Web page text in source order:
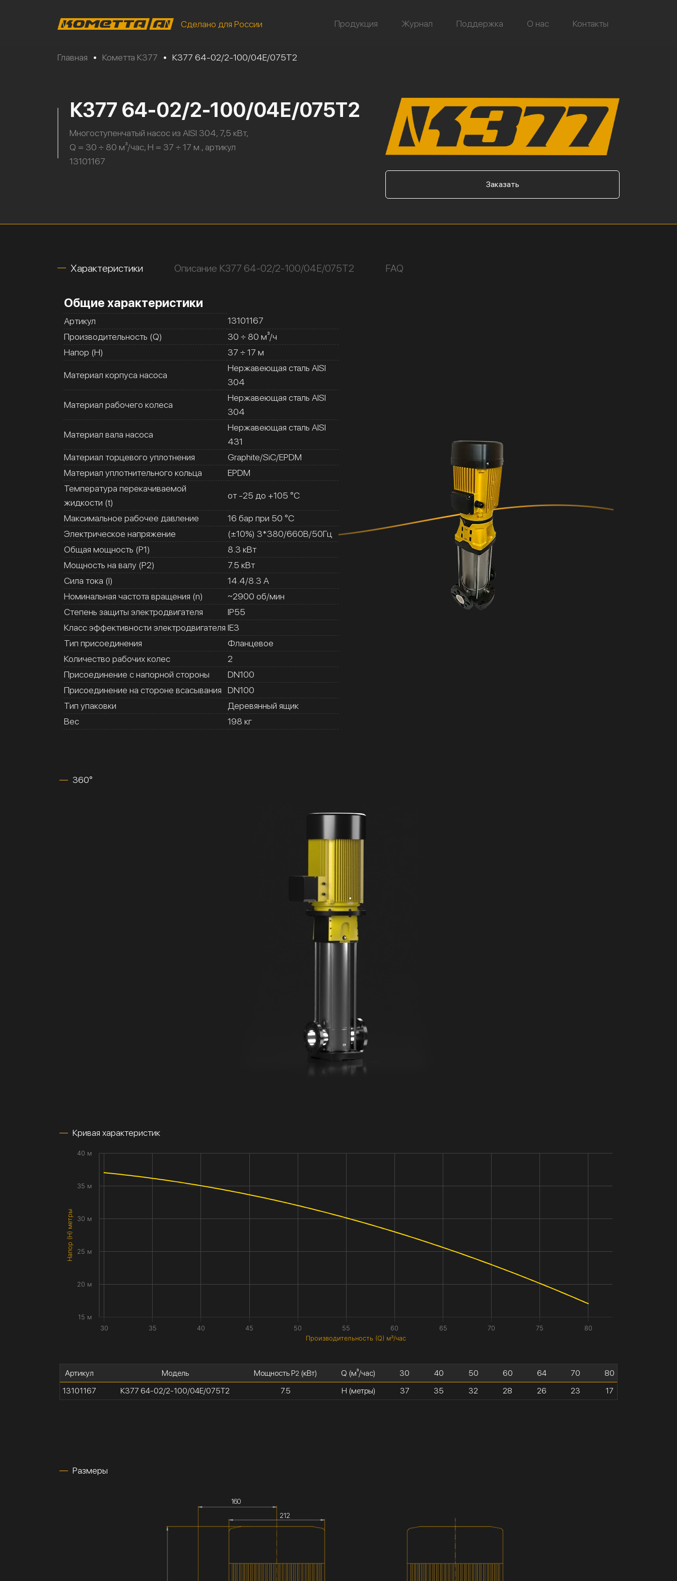
Сделано для России Продукция Журнал Поддержка О нас Контакты
Главная • Кометта К377 • К377 64-02/2-100/04Е/075Т2
К377 64-02/2-100/04Е/075Т2
Многоступенчатый насос из AISI 304, 7,5 кВт,
Q = 30 ÷ 80 м³/час, H = 37 ÷ 17 м., артикул
13101167
Заказать
Характеристики Описание К377 64-02/2-100/04Е/075Т2 FAQ
Общие характеристики
Артикул
13101167
Производительность (Q)
30 ÷ 80 м³/ч
Напор (H)
37 ÷ 17 м
Материал корпуса насоса
Нержавеющая сталь AISI
304
Материал рабочего колеса
Нержавеющая сталь AISI
304
Материал вала насоса
Нержавеющая сталь AISI
431
Материал торцевого уплотнения
Graphite/SiC/EPDM
Материал уплотнительного кольца
EPDM
Температура перекачиваемой
жидкости (t)
от -25 до +105 °C
Максимальное рабочее давление
16 бар при 50 °C
Электрическое напряжение
(±10%) 3*380/660В/50Гц
Общая мощность (Р1)
8.3 кВт
Мощность на валу (Р2)
7.5 кВт
Сила тока (I)
14.4/8.3 A
Номинальная частота вращения (n)
~2900 об/мин
Степень защиты электродвигателя
IP55
Класс эффективности электродвигателя IE3
Тип присоединения
Фланцевое
Количество рабочих колес
2
Присоединение с напорной стороны
DN100
Присоединение на стороне всасывания
DN100
Тип упаковки
Деревянный ящик
Вес
198 кг
360°
Кривая характеристик
Производительность (Q) м³/час
Напор (H) метры
30 35 40 45 50 55 60 65 70 75 80
15 м
20 м
25 м
30 м
35 м
40 м
Артикул
13101167
Модель
К377 64-02/2-100/04Е/075Т2
Мощность P2 (кВт)
7.5
Q (м³/час)
H (метры)
30
37
40
35
50
32
60
28
64
26
70
23
80
17
Размеры
160
212